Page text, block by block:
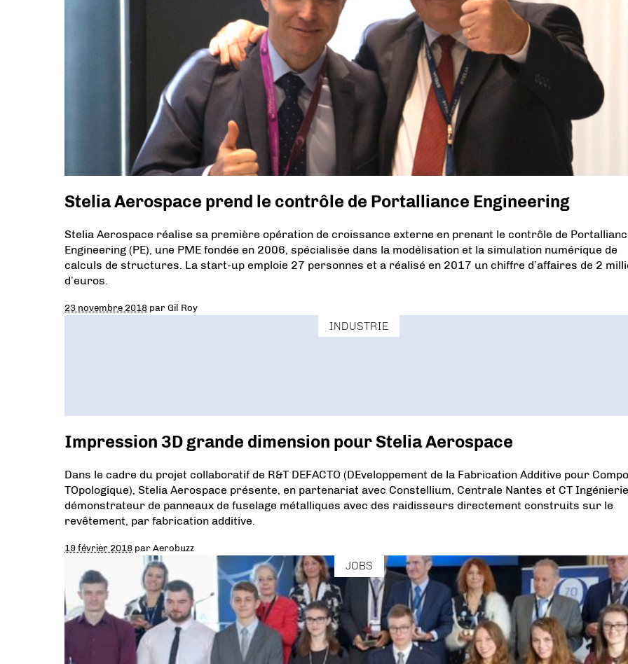
Stelia Aerospace prend le contrôle de Portalliance Engineering
Stelia Aerospace réalise sa première opération de croissance externe en prenant le contrôle de
Engineering (PE), une PME fondée en 2006, spécialisée dans la modélisation et la simulation numérique de
calculs de structures. La start-up emploie 27 personnes et a réalisé en 2017 un chiffre d’affaires de 2
d’euros.
23 novembre 2018 parGil Roy
INDUSTRIE
Impression 3D grande dimension pour Stelia Aerospace
Dans le cadre du projet collaboratif de R&T DEFACTO (DEveloppement de la Fabrication Additive pour
TOpologique), Stelia Aerospace présente, en partenariat avec Constellium, Centrale Nantes et CT
démonstrateur de panneaux de fuselage métalliques avec des raidisseurs directement construits sur le
revêtement, par fabrication additive.
19 février 2018 parAerobuzz
JOBS